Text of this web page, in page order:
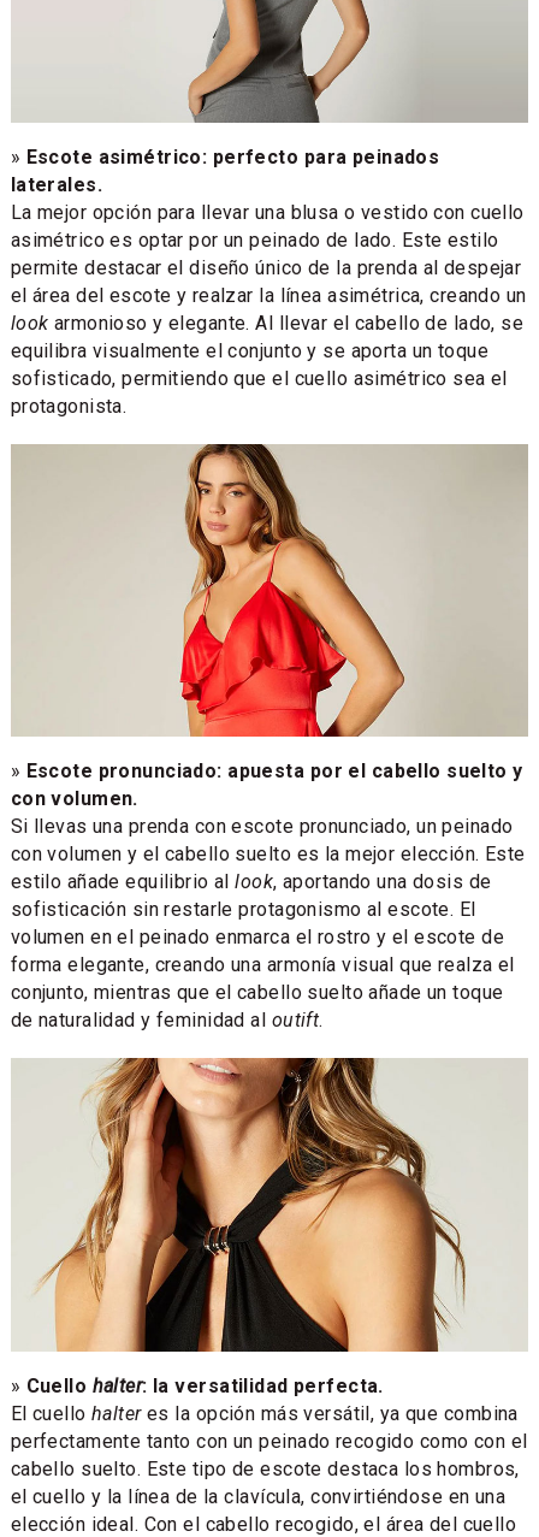
» Escote asimétrico: perfecto para peinados
laterales.
La mejor opción para llevar una blusa o vestido con cuello
asimétrico es optar por un peinado de lado. Este estilo
permite destacar el diseño único de la prenda al despejar
el área del escote y realzar la línea asimétrica, creando un
look armonioso y elegante. Al llevar el cabello de lado, se
equilibra visualmente el conjunto y se aporta un toque
sofisticado, permitiendo que el cuello asimétrico sea el
protagonista.
» Escote pronunciado: apuesta por el cabello suelto y
con volumen.
Si llevas una prenda con escote pronunciado, un peinado
con volumen y el cabello suelto es la mejor elección. Este
estilo añade equilibrio allook, aportando una dosis de
sofisticación sin restarle protagonismo al escote. El
volumen en el peinado enmarca el rostro y el escote de
forma elegante, creando una armonía visual que realza el
conjunto, mientras que el cabello suelto añade un toque
de naturalidad y feminidad al outift.
» Cuello halter: la versatilidad perfecta.
El cuello halteres la opción más versátil, ya que combina
perfectamente tanto con un peinado recogido como con el
cabello suelto. Este tipo de escote destaca los hombros,
el cuello y la línea de la clavícula, convirtiéndose en una
elección ideal. Con el cabello recogido, el área del cuello